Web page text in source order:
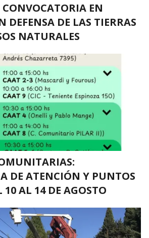
EN
DEFENSA DE LAS TIERRAS
NATURALES
DE ATENCIÓN Y PUNTOS
10 AL 14 DE AGOSTO